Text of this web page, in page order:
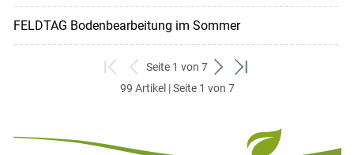
FELDTAG Bodenbearbeitung im Sommer
zum
ersten
zurück
zum
Seite 1 von 7
weiter
zum
zum
99 Artikel | Seite 1 von 7